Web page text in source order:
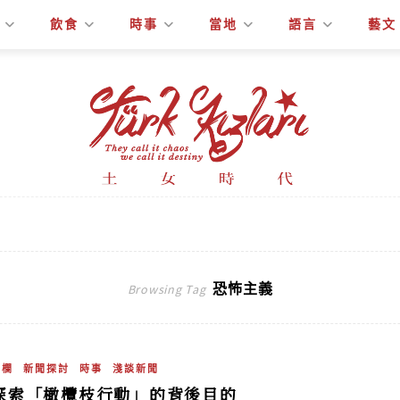
飲食 時事 當地 語言 藝文
Browsing Tag 恐怖主義
新聞探討 時事 淺談新聞
索「橄欖枝行動」的背後目的